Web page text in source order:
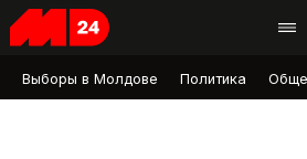
Выборы в Молдове Политика